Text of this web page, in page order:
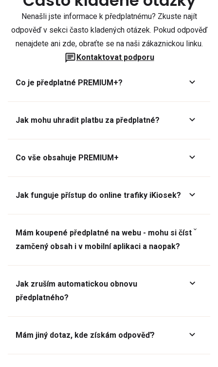
Nenašli jste informace k předplatnému? Zkuste najít
odpověď v sekci často kladených otázek. Pokud odpověď
nenajdete ani zde, obraťte se na naši zákaznickou linku.
Kontaktovat podporu
Co je předplatné PREMIUM+?
Jak mohu uhradit platbu za předplatné?
Co vše obsahuje PREMIUM+
Jak funguje přístup do online trafiky iKiosek?
Mám koupené předplatné na webu - mohu si číst
zamčený obsah i v mobilní aplikaci a naopak?
Jak zruším automatickou obnovu
předplatného?
Mám jiný dotaz, kde získám odpověď?